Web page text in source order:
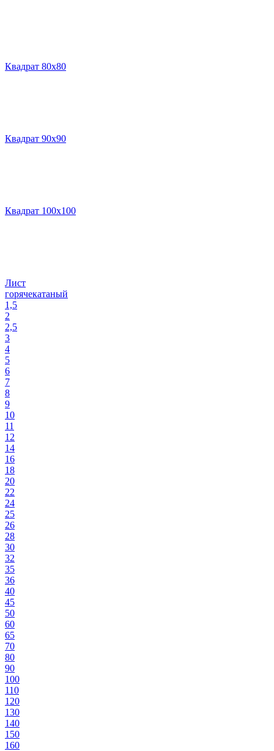
Квадрат 80х80
Квадрат 90х90
Квадрат 100х100
Лист
горячекатаный
1,5
2
2,5
3
4
5
6
7
8
9
10
11
12
14
16
18
20
22
24
25
26
28
30
32
35
36
40
45
50
60
65
70
80
90
100
110
120
130
140
150
160